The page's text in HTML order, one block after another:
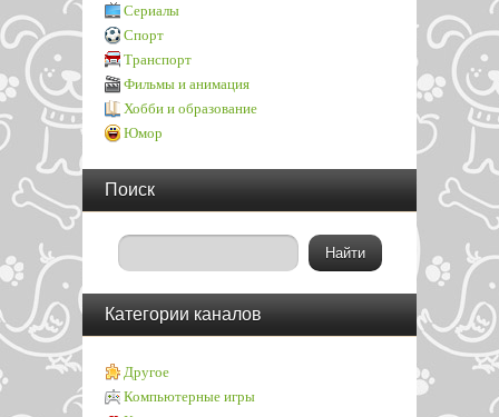
Сериалы
Спорт
Транспорт
Фильмы и анимация
Хобби и образование
Юмор
Поиск
Категории каналов
Другое
Компьютерные игры